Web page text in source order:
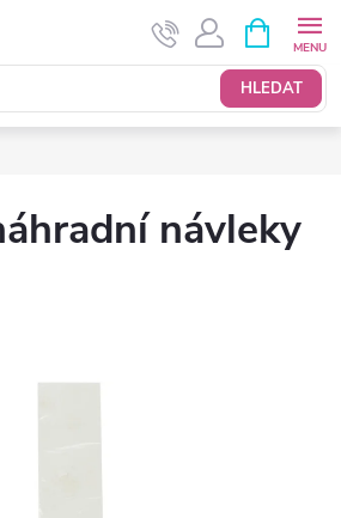
HLEDAT
NÁKUPNÍ
KOŠÍK
návleky